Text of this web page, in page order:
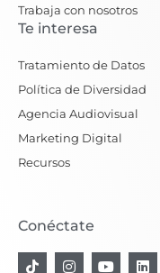
Trabaja con nosotros
Te interesa
Tratamiento de Datos
Política de Diversidad
Agencia Audiovisual
Marketing Digital
Recursos
Conéctate
T
I
Y
L